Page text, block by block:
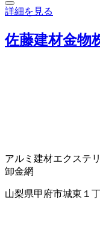
詳細を見る
佐藤建材金物
アルミ建材エクステ
卸金網
山梨県甲府市城東１